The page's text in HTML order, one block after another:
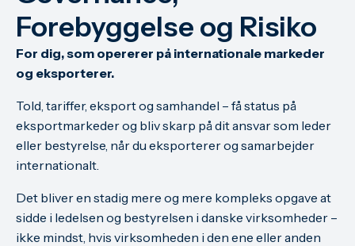
Forebyggelse og Risiko
For dig, som opererer på internationale markeder
og eksporterer.
Told, tariffer, eksport og samhandel – få status på
eksportmarkeder og bliv skarp på dit ansvar som leder
eller bestyrelse, når du eksporterer og samarbejder
internationalt.
Det bliver en stadig mere og mere kompleks opgave at
sidde i ledelsen og bestyrelsen i danske virksomheder –
ikke mindst, hvis virksomheden i den ene eller anden